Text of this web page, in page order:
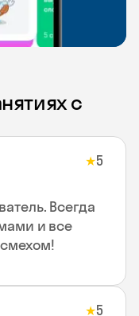
с
★5
Всегда
и все
★5